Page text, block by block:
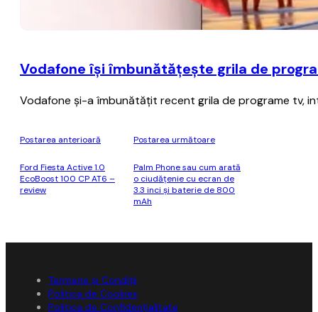
Vodafone îşi îmbunătăţeşte grila de
Vodafone şi-a îmbunătăţit recent grila de programe tv,
Postarea anterioară
Ford Fiesta Active 1.0
EcoBoost 100 CP AT6 –
review
Postarea următoare
Palm Phone sau cum arată
o ciudăţenie cu ecran de
3.3 inci şi baterie de 800
mAh
Termene și Condiții
Politica de Cookies
Politica de Confidențialitate